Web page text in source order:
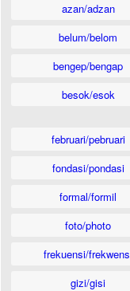
azan/adzan
belum/belom
bengep/bengap
besok/esok
februari/pebruari
fondasi/pondasi
formal/formil
foto/photo
frekuensi/
gizi/gisi